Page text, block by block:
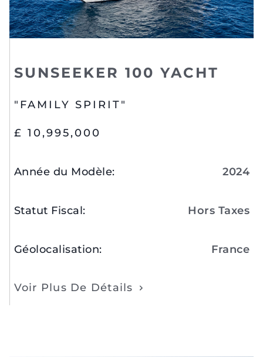
SUNSEEKER 100 YACHT
"FAMILY SPIRIT"
£ 10,995,000
Année du Modèle: 2024
Statut Fiscal: Hors Taxes
Géolocalisation: France
Voir Plus De Détails